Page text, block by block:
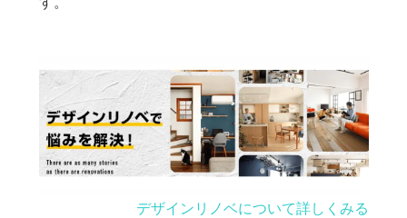
デザインリノベについて詳しくみる